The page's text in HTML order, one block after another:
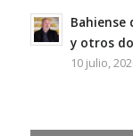
Bahiense
y otros
10 julio,